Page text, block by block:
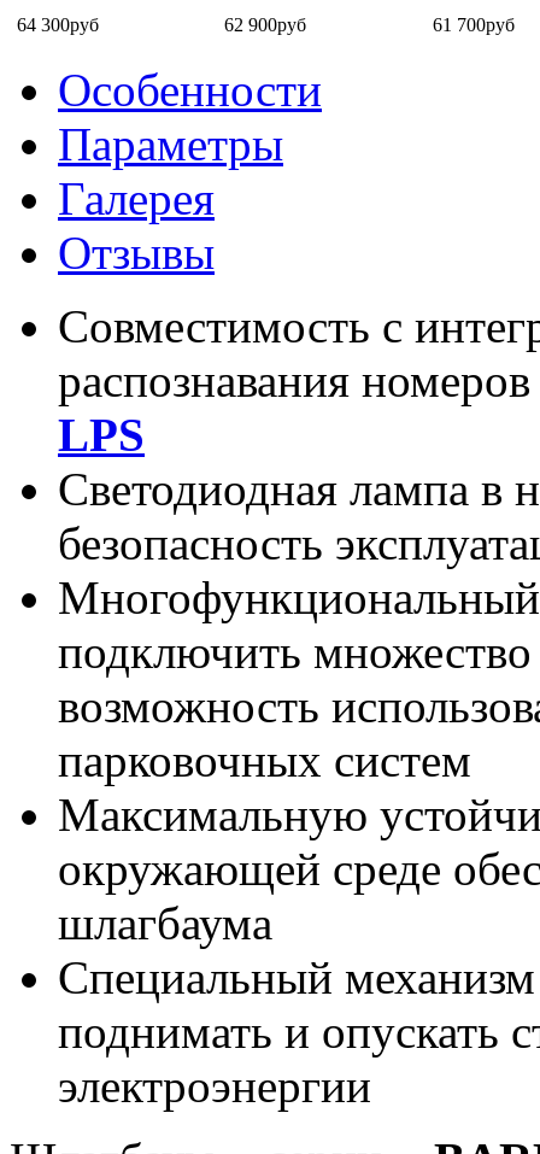
64 300руб
62 900руб 61 700руб
Особенности
Параметры
Галерея
Отзывы
Совместимость с
распознавания
LPS
Светодиодная лампа в
безопасность
Многофункциональный
подключить множество
возможность
парковочных систем
Максимальную
окружающей среде
шлагбаума
Специальный механизм
поднимать и опускать
электроэнергии